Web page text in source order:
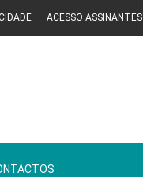
ACESSO ASSINANTES